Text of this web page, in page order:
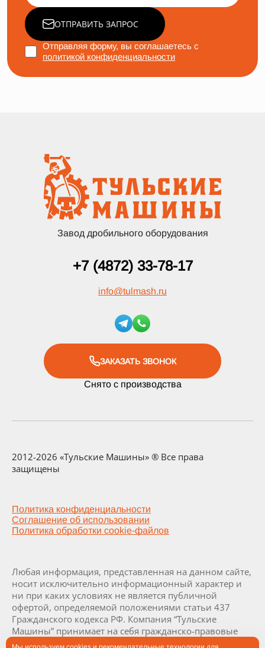
ОТПРАВИТЬ ЗАПРОС
Отправляя форму, вы соглашаетесь с
политикой конфиденциальности
Завод дробильного оборудования
+7 (4872) 33-78-17
info@tulmash.ru
ЗАКАЗАТЬ ЗВОНОК
Снято с производства
2012-2026 «Тульские Машины» ® Все права
защищены
Политика конфиденциальности
Соглашение об использовании
Политика обработки cookie-файлов
Любая информация, представленная на данном сайте,
носит исключительно информационный характер и
ни при каких условиях не является публичной
офертой, определяемой положениями статьи 437
Гражданского кодекса РФ. Компания “Тульские
Машины” принимает на себя гражданско-правовые
обязательства исключительно в результате отдельно